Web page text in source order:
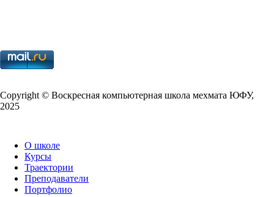
Copy­right © Воскресная компьютерная школа мехмата ЮФУ,
2025
О школе
Курсы
Траектории
Преподаватели
Портфолио